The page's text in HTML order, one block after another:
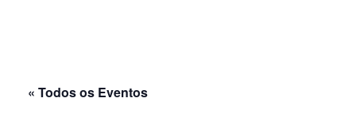
« Todos os Eventos